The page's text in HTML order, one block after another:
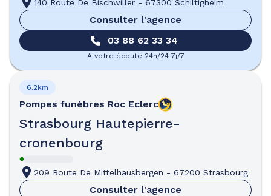
140 Route De Bischwiller - 67300 Schiltigheim
Consulter l'agence
03 88 62 33 34
A votre écoute 24h/24 7j/7
Pompes funèbres Roc Eclerc
Strasbourg Hautepierre-
cronenbourg
6.2km
209 Route De Mittelhausbergen - 67200 Strasbourg
Consulter l'agence